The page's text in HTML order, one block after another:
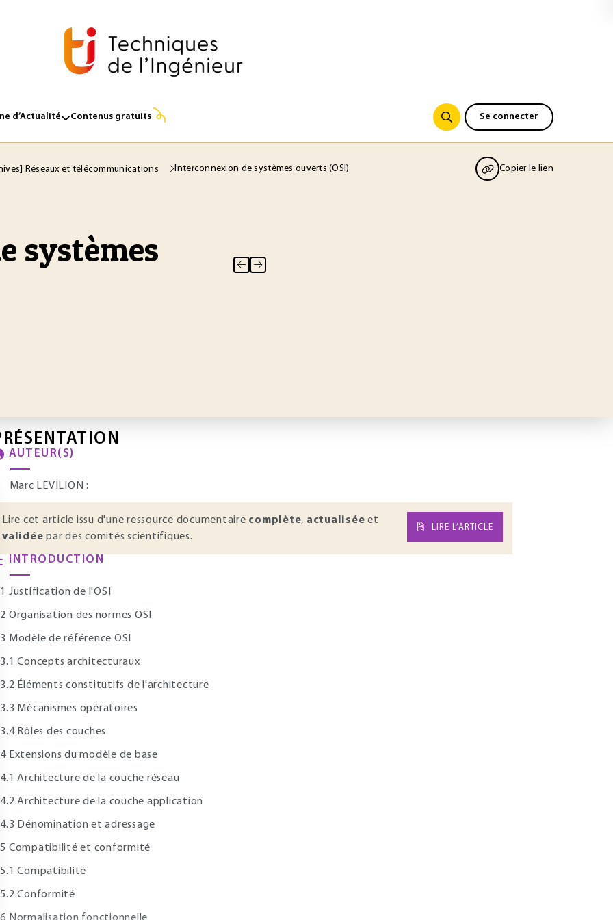
d’Actualité Contenus gratuits Se connecter
Réseaux et télécommunications Interconnexion de systèmes ouverts (OSI) Copier le lien
systèmes
AUTEUR(S)
Marc LEVILION :
Lire cet article issu d'une ressource documentaire complète, actualisée et
validée par des comités scientifiques.
LIRE L’ARTICLE
INTRODUCTION
Justification de l'OSI
des normes OSI
Modèle de référence OSI
Concepts architecturaux
Éléments constitutifs de l'architecture
Mécanismes opératoires
Rôles des couches
Extensions du modèle de base
Architecture de la couche réseau
Architecture de la couche application
Dénomination et adressage
Compatibilité et conformité
Compatibilité
Conformité